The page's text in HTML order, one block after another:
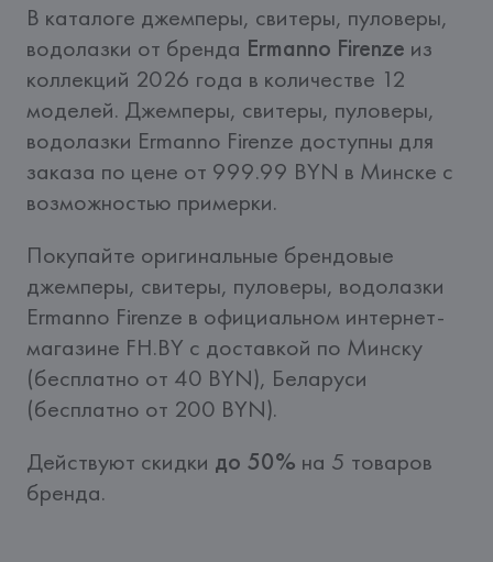
В каталоге джемперы, свитеры, пуловеры,
водолазки от бренда Ermanno Firenze из
коллекций 2026 года в количестве 12
моделей. Джемперы, свитеры, пуловеры,
водолазки Ermanno Firenze доступны для
заказа по цене от 999.99 BYN в Минске с
возможностью примерки.
Покупайте оригинальные брендовые
джемперы, свитеры, пуловеры, водолазки
Ermanno Firenze в официальном интернет-
магазине FH.BY c доставкой по Минску
(бесплатно от 40 BYN), Беларуси
(бесплатно от 200 BYN).
Действуют скидки до 50% на 5 товаров
бренда.